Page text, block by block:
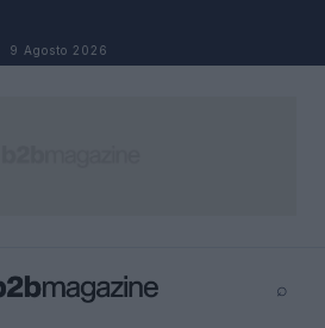
9 Agosto 2026
⌕